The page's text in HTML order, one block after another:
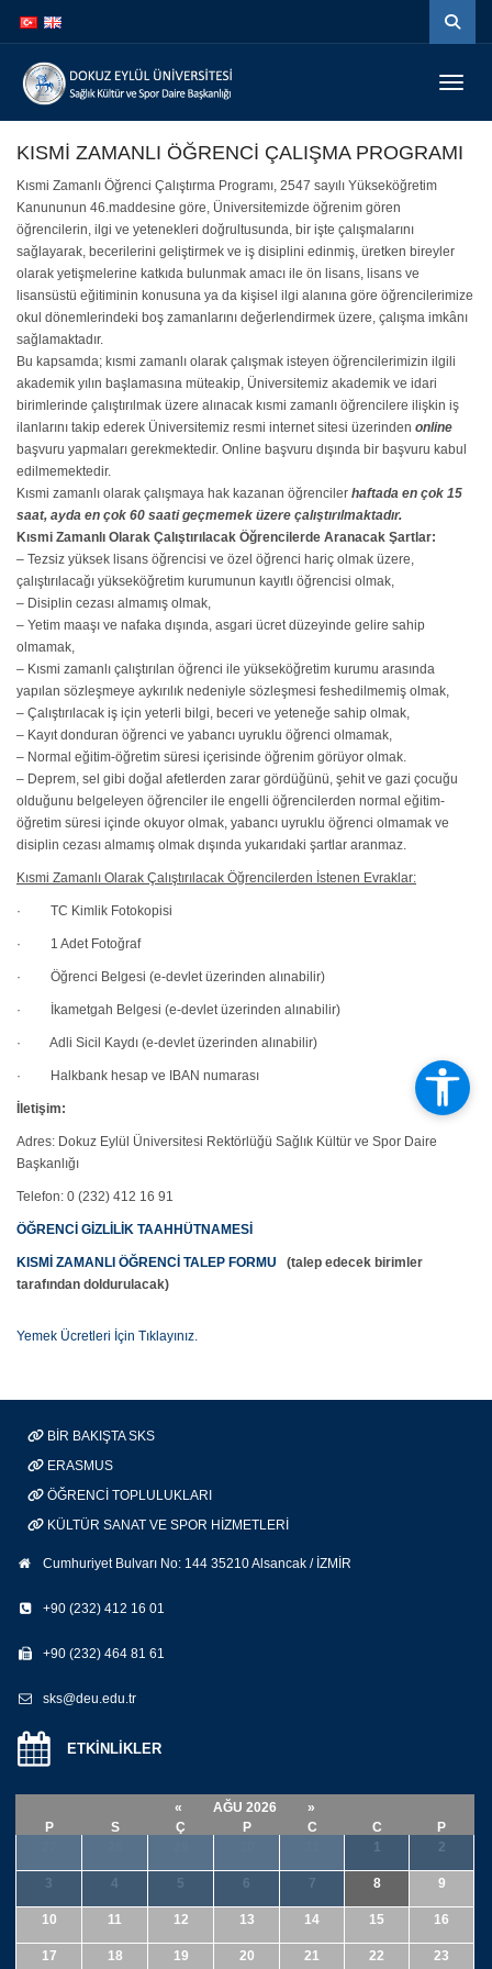
atla
atla
KISMİ ZAMANLI ÖĞRENCİ ÇALIŞMA PROGRAMI
Kısmi Zamanlı Öğrenci Çalıştırma Programı, 2547 sayılı Yükseköğretim
Kanununun 46.maddesine göre, Üniversitemizde öğrenim gören
öğrencilerin, ilgi ve yetenekleri doğrultusunda, bir işte çalışmalarını
sağlayarak, becerilerini geliştirmek ve iş disiplini edinmiş, üretken bireyler
olarak yetişmelerine katkıda bulunmak amacı ile ön lisans, lisans ve
lisansüstü eğitiminin konusuna ya da kişisel ilgi alanına göre öğrencilerimize
okul dönemlerindeki boş zamanlarını değerlendirmek üzere, çalışma imkânı
sağlamaktadır.
Bu kapsamda; kısmi zamanlı olarak çalışmak isteyen öğrencilerimizin ilgili
akademik yılın başlamasına müteakip, Üniversitemiz akademik ve idari
birimlerinde çalıştırılmak üzere alınacak kısmi zamanlı öğrencilere ilişkin iş
ilanlarını takip ederek Üniversitemiz resmi internet sitesi üzerinden online
başvuru yapmaları gerekmektedir. Online başvuru dışında bir başvuru kabul
edilmemektedir.
Kısmi zamanlı olarak çalışmaya hak kazanan öğrenciler haftada en çok 15
saat, ayda en çok 60 saati geçmemek üzere çalıştırılmaktadır.
Kısmi Zamanlı Olarak Çalıştırılacak Öğrencilerde Aranacak Şartlar:
– Tezsiz yüksek lisans öğrencisi ve özel öğrenci hariç olmak üzere,
çalıştırılacağı yükseköğretim kurumunun kayıtlı öğrencisi olmak,
– Disiplin cezası almamış olmak,
– Yetim maaşı ve nafaka dışında, asgari ücret düzeyinde gelire sahip
olmamak,
– Kısmi zamanlı çalıştırılan öğrenci ile yükseköğretim kurumu arasında
yapılan sözleşmeye aykırılık nedeniyle sözleşmesi feshedilmemiş olmak,
– Çalıştırılacak iş için yeterli bilgi, beceri ve yeteneğe sahip olmak,
– Kayıt donduran öğrenci ve yabancı uyruklu öğrenci olmamak,
– Normal eğitim-öğretim süresi içerisinde öğrenim görüyor olmak.
– Deprem, sel gibi doğal afetlerden zarar gördüğünü, şehit ve gazi çocuğu
olduğunu belgeleyen öğrenciler ile engelli öğrencilerden normal eğitim-
öğretim süresi içinde okuyor olmak, yabancı uyruklu öğrenci olmamak ve
disiplin cezası almamış olmak dışında yukarıdaki şartlar aranmaz.
Kısmi Zamanlı Olarak Çalıştırılacak Öğrencilerden İstenen Evraklar:
· TC Kimlik Fotokopisi
· 1 Adet Fotoğraf
· Öğrenci Belgesi (e-devlet üzerinden alınabilir)
· İkametgah Belgesi (e-devlet üzerinden alınabilir)
· Adli Sicil Kaydı (e-devlet üzerinden alınabilir)
· Halkbank hesap ve IBAN numarası
İletişim:
Adres: Dokuz Eylül Üniversitesi Rektörlüğü Sağlık Kültür ve Spor Daire
Başkanlığı
Telefon: 0 (232) 412 16 91
ÖĞRENCİ GİZLİLİK TAAHHÜTNAMESİ
KISMİ ZAMANLI ÖĞRENCİ TALEP FORMU (talep edecek birimler
tarafından doldurulacak)
Yemek Ücretleri İçin Tıklayınız.
BİR BAKIŞTA SKS
ERASMUS
ÖĞRENCİ TOPLULUKLARI
KÜLTÜR SANAT VE SPOR HİZMETLERİ
Cumhuriyet Bulvarı No: 144 35210 Alsancak / İZMİR
+90 (232) 412 16 01
+90 (232) 464 81 61
sks@deu.edu.tr
ETKİNLİKLER
« AĞU 2026
»
P
S Ç P C C
P
1 2
3 4 5 6 7 8 9
10 11 12 13 14 15 16
17 18 19 20 21 22 23